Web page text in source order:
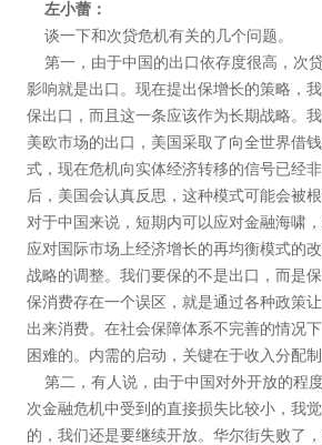
左小蕾：
谈一下和次贷危机有关的几个问题。
第一，由于中国的出口依存度很高，次
影响就是出口。现在提出保增长的策略，
保出口，而且这一条应该作为长期战略。
美欧市场的出口，美国采取了向全世界借
式，现在危机向实体经济转移的信号已经
后，美国会认真反思，这种模式可能会被
对于中国来说，短期内可以应对金融海啸
应对国际市场上经济增长的再均衡模式的
战略的调整。我们要保的不是出口，而是
保消费存在一个误区，就是通过各种政策
出来消费。在社会保障体系不完善的情况
困难的。内需的启动，关键在于收入分配制
第二，有人说，由于中国对外开放的程
次金融危机中受到的直接损失比较小，我
的，我们还是要继续开放。华尔街失败了